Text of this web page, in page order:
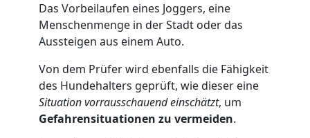
Das Vorbeilaufen eines Joggers, eine
Menschenmenge in der Stadt oder das
Aussteigen aus einem Auto.
Von dem Prüfer wird ebenfalls die Fähigkeit
des Hundehalters geprüft, wie dieser eine
Situation vorrausschauend einschätzt, um
Gefahrensituationen zu vermeiden.